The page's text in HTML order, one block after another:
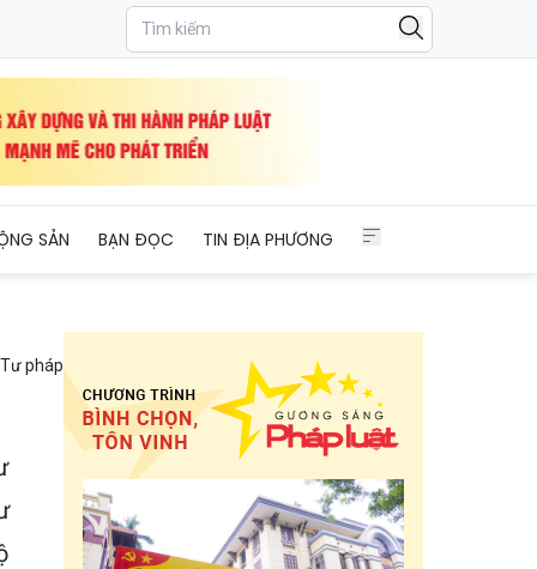
SẢN BẠN ĐỌC TIN ĐỊA PHƯƠNG
Tư pháp